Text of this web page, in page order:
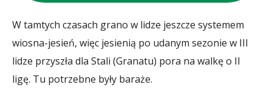
W tamtych czasach grano w lidze jeszcze systemem
wiosna-jesień, więc jesienią po udanym sezonie w III
lidze przyszła dla Stali (Granatu) pora na walkę o II
ligę. Tu potrzebne były baraże.